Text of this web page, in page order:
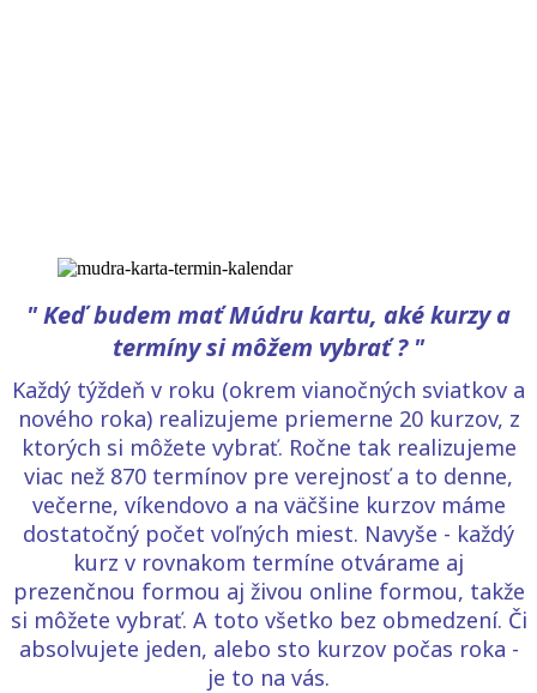
" Keď budem mať Múdru kartu, aké kurzy a
termíny si môžem vybrať ? "
Každý týždeň v roku (okrem vianočných sviatkov a
nového roka) realizujeme priemerne 20 kurzov, z
ktorých si môžete vybrať. Ročne tak realizujeme
viac než 870 termínov pre verejnosť a to denne,
večerne, víkendovo a na väčšine kurzov máme
dostatočný počet voľných miest. Navyše - každý
kurz v rovnakom termíne otvárame aj
prezenčnou formou aj živou online formou, takže
si môžete vybrať. A toto všetko bez obmedzení. Či
absolvujete jeden, alebo sto kurzov počas roka -
je to na vás.